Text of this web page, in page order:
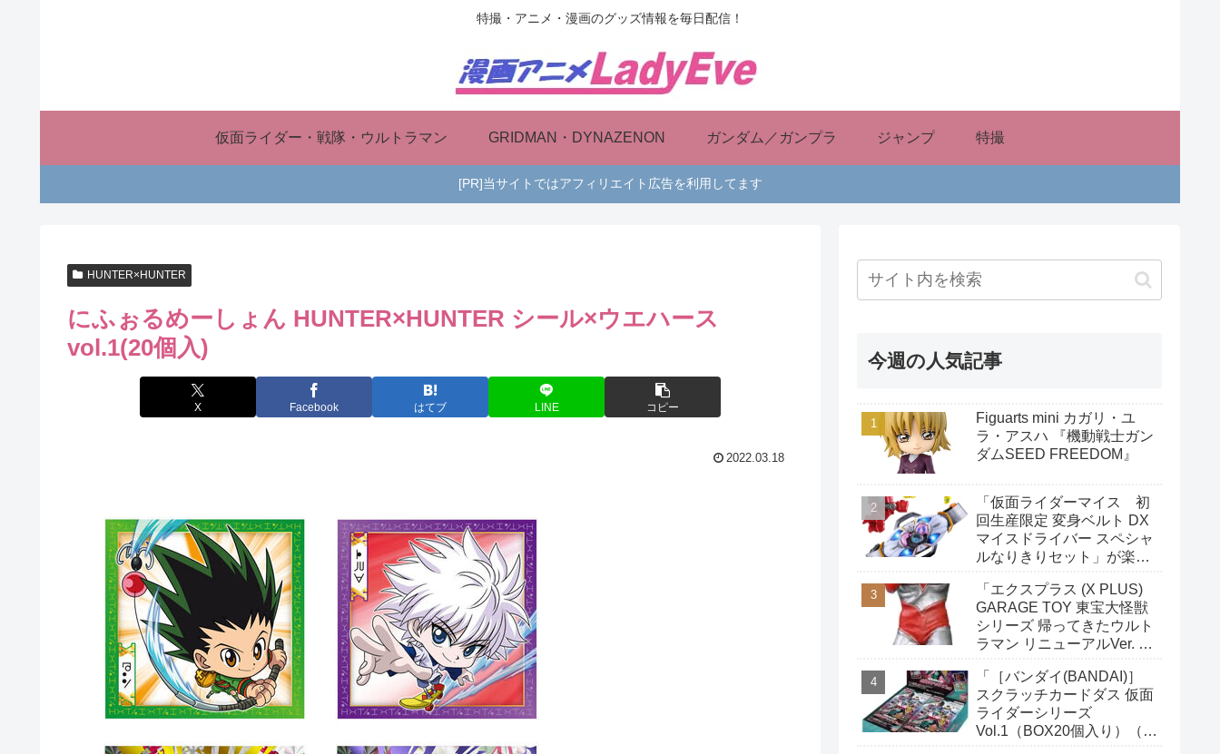
特撮・アニメ・漫画のグッズ情報を毎日配信！
仮面ライダー・戦隊・ウルトラマン GRIDMAN・DYNAZENON ガンダム／ガンプラ ジャンプ 特撮
[PR]当サイトではアフィリエイト広告を利用してます
HUNTER×HUNTER
にふぉるめーしょん HUNTER×HUNTER シール×ウエハース
vol.1(20個入)
X Facebook はてブ LINE コピー
2022.03.18
今週の人気記事
Figuarts mini カガリ・ユ
ラ・アスハ 『機動戦士ガン
ダムSEED FREEDOM』
「仮面ライダーマイス 初
回生産限定 変身ベルト DX
マイスドライバー スペシャ
ルなりきりセット」が楽天
「エクスプラス (X PLUS)
GARAGE TOY 東宝大怪獣
シリーズ 帰ってきたウルト
ラマン リニューアルVer. 全
PVC製 塗装済み 完成品 フ
ィギュア」がAmazonで予
約開始
「［バンダイ(BANDAI)］
スクラッチカードダス 仮面
ライダーシリーズ
Vol.1（BOX20個入り）（初